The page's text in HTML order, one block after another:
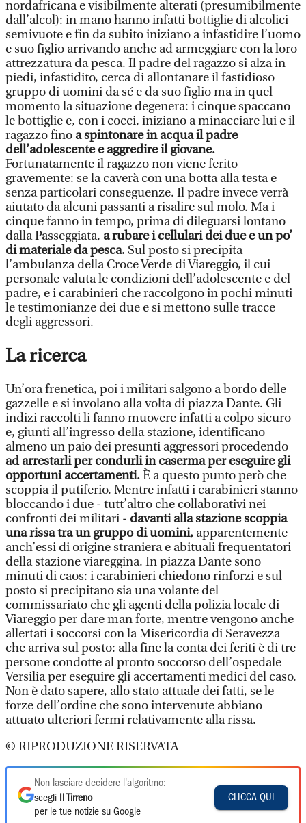
nordafricana e visibilmente alterati (presumibilmente
dall’alcol): in mano hanno infatti bottiglie di alcolici
semivuote e fin da subito iniziano a infastidire l’uomo
e suo figlio arrivando anche ad armeggiare con la loro
attrezzatura da pesca. Il padre del ragazzo si alza in
piedi, infastidito, cerca di allontanare il fastidioso
gruppo di uomini da sé e da suo figlio ma in quel
momento la situazione degenera: i cinque spaccano
le bottiglie e, con i cocci, iniziano a minacciare lui e il
ragazzo fino a spintonare in acqua il padre
dell’adolescente e aggredire il giovane.
Fortunatamente il ragazzo non viene ferito
gravemente: se la caverà con una botta alla testa e
senza particolari conseguenze. Il padre invece verrà
aiutato da alcuni passanti a risalire sul molo. Ma i
cinque fanno in tempo, prima di dileguarsi lontano
dalla Passeggiata, a rubare i cellulari dei due e un po’
di materiale da pesca. Sul posto si precipita
l’ambulanza della Croce Verde di Viareggio, il cui
personale valuta le condizioni dell’adolescente e del
padre, e i carabinieri che raccolgono in pochi minuti
le testimonianze dei due e si mettono sulle tracce
degli aggressori.
La ricerca
Un’ora frenetica, poi i militari salgono a bordo delle
gazzelle e si involano alla volta di piazza Dante. Gli
indizi raccolti li fanno muovere infatti a colpo sicuro
e, giunti all’ingresso della stazione, identificano
almeno un paio dei presunti aggressori procedendo
ad arrestarli per condurli in caserma per eseguire gli
opportuni accertamenti.È a questo punto però che
scoppia il putiferio. Mentre infatti i carabinieri stanno
bloccando i due - tutt’altro che collaborativi nei
confronti dei militari - davanti alla stazione scoppia
una rissa tra un gruppo di uomini, apparentemente
anch’essi di origine straniera e abituali frequentatori
della stazione viareggina. In piazza Dante sono
minuti di caos: i carabinieri chiedono rinforzi e sul
posto si precipitano sia una volante del
commissariato che gli agenti della polizia locale di
Viareggio per dare man forte, mentre vengono anche
allertati i soccorsi con la Misericordia di Seravezza
che arriva sul posto: alla fine la conta dei feriti è di tre
persone condotte al pronto soccorso dell’ospedale
Versilia per eseguire gli accertamenti medici del caso.
Non è dato sapere, allo stato attuale dei fatti, se le
forze dell’ordine che sono intervenute abbiano
attuato ulteriori fermi relativamente alla rissa.
© RIPRODUZIONE RISERVATA
Non lasciare decidere l'algoritmo:
scegli
Il Tirreno
per le tue notizie su Google
CLICCA QUI